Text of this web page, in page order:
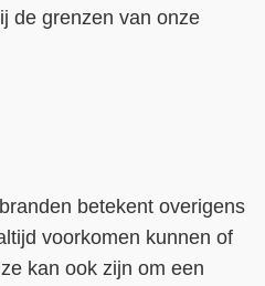
de grenzen van onze
betekent overigens
voorkomen kunnen of
kan ook zijn om een